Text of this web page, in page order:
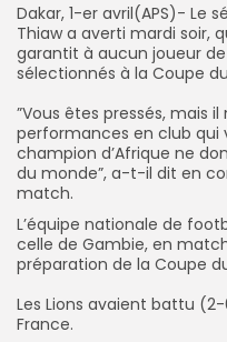
FR
‎Dakar, 1-er avril(APS)- Le
Thiaw a averti mardi soir,
garantit à aucun joueur
sélectionnés à la Coupe
‎”Vous êtes pressés, mais
performances en club qui
champion d’Afrique ne
du monde”, a-t-il dit en
match.
‎L’équipe nationale de
celle de Gambie, en
préparation de la Coupe
‎Les Lions avaient battu
France.